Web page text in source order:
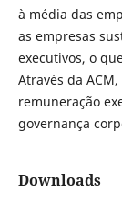
à média das
as empresas
executivos, o
Através da
remuneração
governança
Downloads